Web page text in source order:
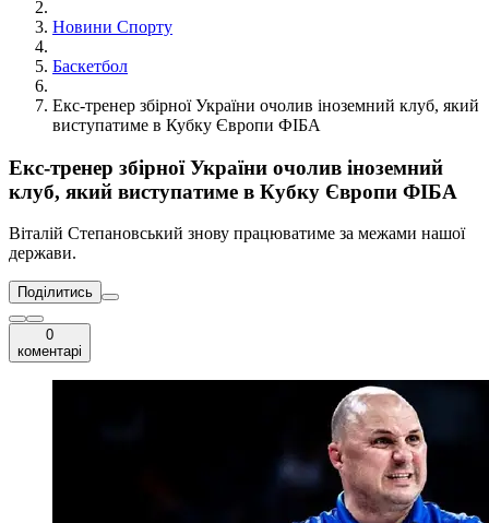
Новини Спорту
Баскетбол
Екс-тренер збірної України очолив іноземний клуб, який
виступатиме в Кубку Європи ФІБА
Екс-тренер збірної України очолив іноземний
клуб, який виступатиме в Кубку Європи ФІБА
Віталій Степановський знову працюватиме за межами нашої
держави.
Поділитись
0
коментарі